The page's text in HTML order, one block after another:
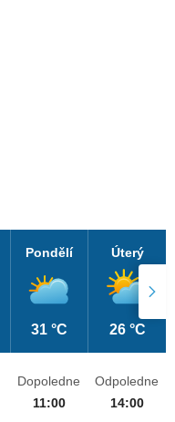
Pondělí
31 °C
Úterý
26 °C
Dopoledne
11:00
Odpoledne
14:00